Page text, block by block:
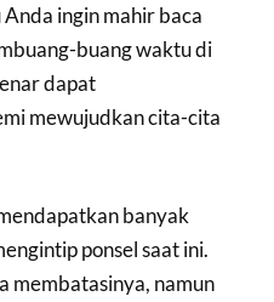
ingin mahir baca
buang waktu di
dapat
mewujudkan cita-cita
banyak
ponsel saat ini.
membatasinya, namun